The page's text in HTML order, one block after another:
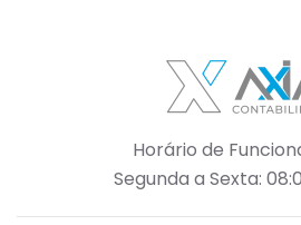
Horário de
Segunda a Sexta: